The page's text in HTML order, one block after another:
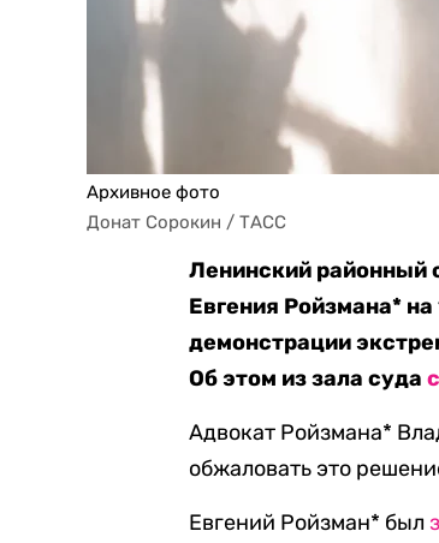
Архивное фото
Донат Сорокин / ТАСС
Ленинский районный
Евгения Ройзмана*
демонстрации
Об этом из зала суда
Адвокат Ройзмана*
обжаловать это
Евгений Ройзман* был